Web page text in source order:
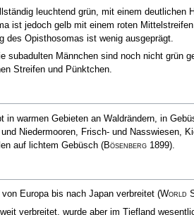
leuchtend grün, mit einem deutlichen
ist jedoch gelb mit einem roten
des Opisthosomas ist wenig ausgeprägt.
subadulten Männchen sind noch nicht grün
Streifen und Pünktchen.
in warmen Gebieten an Waldrändern, in
Niedermooren, Frisch- und Nasswiesen,
auf lichtem Gebüsch (Bösenberg1899).
Europa bis nach Japan verbreitet (World
verbreitet, wurde aber im Tiefland